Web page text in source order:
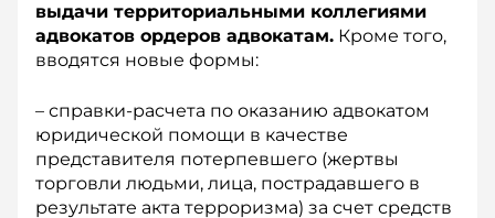
выдачи территориальными коллегиями
адвокатов ордеров адвокатам. Кроме того,
вводятся новые формы:
– справки-расчета по оказанию адвокатом
юридической помощи в качестве
представителя потерпевшего (жертвы
торговли людьми, лица, пострадавшего в
результате акта терроризма) за счет средств